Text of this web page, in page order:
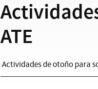
ATE
Actividades de otoño para